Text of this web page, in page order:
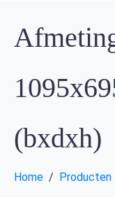
(bxdxh)
Home Producten